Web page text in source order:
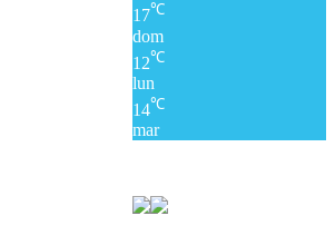
17℃
dom
12℃
lun
14℃
mar